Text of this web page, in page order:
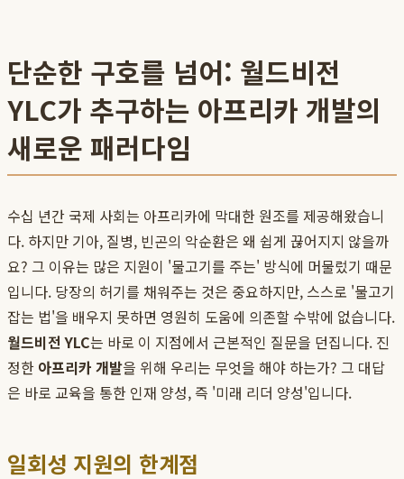
단순한 구호를 넘어: 월드비전
YLC가 추구하는 아프리카 개발의
새로운 패러다임
수십 년간 국제 사회는 아프리카에 막대한 원조를 제공해왔습니
다. 하지만 기아, 질병, 빈곤의 악순환은 왜 쉽게 끊어지지 않을까
요? 그 이유는 많은 지원이 '물고기를 주는' 방식에 머물렀기 때문
입니다. 당장의 허기를 채워주는 것은 중요하지만, 스스로 '물고기
잡는 법'을 배우지 못하면 영원히 도움에 의존할 수밖에 없습니다.
월드비전 YLC는 바로 이 지점에서 근본적인 질문을 던집니다. 진
정한 아프리카 개발을 위해 우리는 무엇을 해야 하는가? 그 대답
은 바로 교육을 통한 인재 양성, 즉 '미래 리더 양성'입니다.
일회성 지원의 한계점